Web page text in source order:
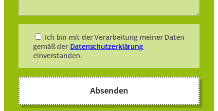
Ich bin mit der Verarbeitung meiner Daten
gemäß der Datenschutzerklärung
einverstanden.